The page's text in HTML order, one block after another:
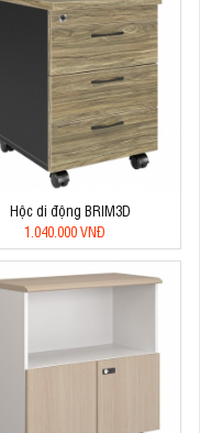
Hộc di động BRIM3D
1.040.000 VNĐ